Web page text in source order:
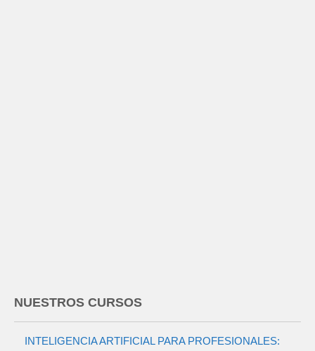
NUESTROS CURSOS
INTELIGENCIA ARTIFICIAL PARA PROFESIONALES: